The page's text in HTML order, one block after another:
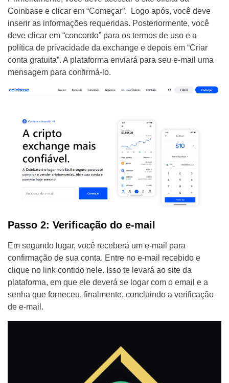
Coinbase e clicar em “Começar”. Logo após, você deve
inserir as informações requeridas. Posteriormente, você
deve clicar em “concordo” para os termos de uso e a
política de privacidade da exchange e depois em “Criar
conta gratuita”. A plataforma enviará para seu e-mail uma
mensagem para confirmá-lo.
Passo 2: Verificação do e-mail
Em segundo lugar, você receberá um e-mail para
confirmação de sua conta. Entre no e-mail recebido e
clique no link contido nele. Isso te levará ao site da
plataforma, em que ele deverá se logar com o email e a
senha que forneceu, finalmente, concluindo a verificação
de e-mail.